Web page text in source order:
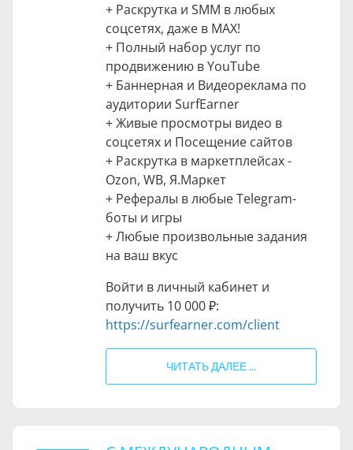
+ Раскрутка и SMM в любых
соцсетях, даже в MAX!
+ Полный набор услуг по
продвижению в YouTube
+ Баннерная и Видеореклама по
аудитории SurfEarner
+ Живые просмотры видео в
соцсетях и Посещение сайтов
+ Раскрутка в маркетплейсах -
Ozon, WB, Я.Маркет
+ Рефералы в любые Telegram-
боты и игры
+ Любые произвольные задания
на ваш вкус
Войти в личный кабинет и
получить 10 000 ₽:
https://surfearner.com/client
ЧИТАТЬ ДАЛЕЕ ...